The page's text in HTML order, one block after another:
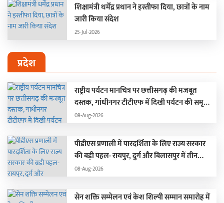
शिक्षामंत्री धर्मेंद्र प्रधान ने इस्तीफा दिया, छात्रों के नाम
जारी किया संदेश
25-Jul-2026
प्रदेश
राष्ट्रीय पर्यटन मानचित्र पर छत्तीसगढ़ की मजबूत
दस्तक, गांधीनगर टीटीएफ में दिखी पर्यटन की समृद्ध
तस्वीर
08-Aug-2026
पीडीएस प्रणाली में पारदर्शिता के लिए राज्य सरकार
की बड़ी पहल- रायपुर, दुर्ग और बिलासपुर में तीन
‘अन्नपूर्ति ग्रेन एटीएम‘ का शुभारंभ
08-Aug-2026
सेन शक्ति सम्मेलन एवं केश शिल्पी सम्मान समारोह में